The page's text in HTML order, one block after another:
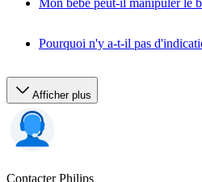
Pourquoi n'y a-t-il pas
Afficher plus
Contacter Philips